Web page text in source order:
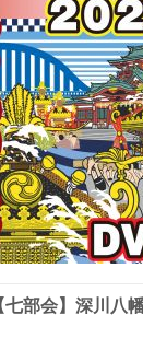
七部会】深川八